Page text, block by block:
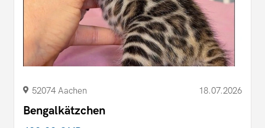
52074 Aachen 18.07.2026
Bengalkätzchen